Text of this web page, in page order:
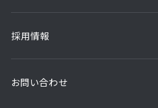
採用情報
お問い合わせ